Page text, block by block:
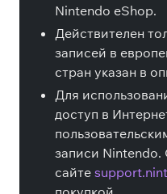
Nintendo eShop.
Действителен
записей в
стран указан в
Для
доступ в
записи Nintendo.
сайте